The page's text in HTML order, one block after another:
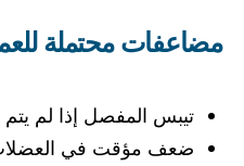
مضاعفات محتملة
تيبس المفصل إذا لم يتم
ضعف مؤقت في